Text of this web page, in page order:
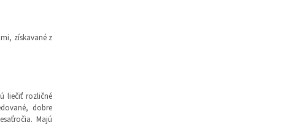
získavané z
liečiť rozličné
dobre
Majú